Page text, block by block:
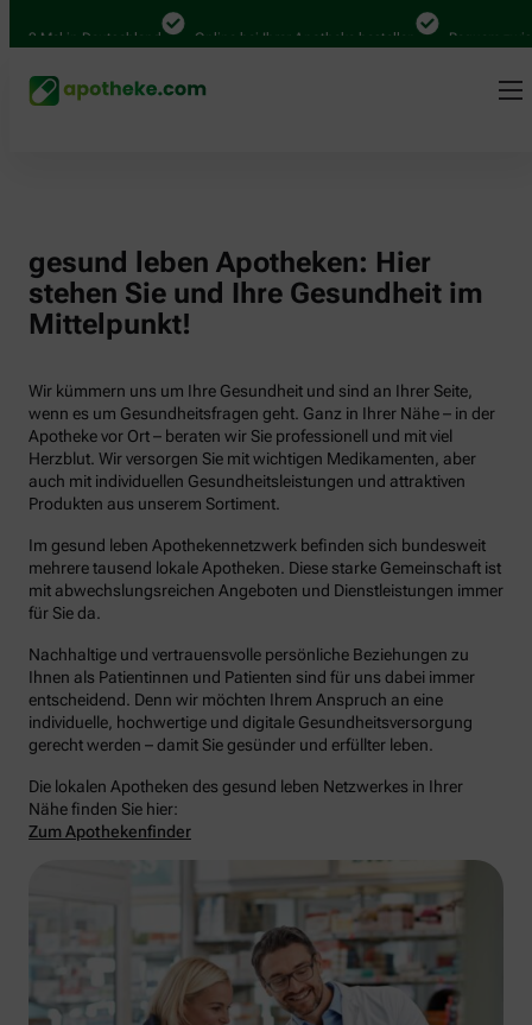
Mal in Deutschland Online bei Ihrer Apotheke bestellen Bequem
gesund leben Apotheken: Hier
stehen Sie und Ihre Gesundheit im
Mittelpunkt!
Wir kümmern uns um Ihre Gesundheit und sind an Ihrer Seite,
wenn es um Gesundheitsfragen geht. Ganz in Ihrer Nähe – in der
Apotheke vor Ort – beraten wir Sie professionell und mit viel
Herzblut. Wir versorgen Sie mit wichtigen Medikamenten, aber
auch mit individuellen Gesundheitsleistungen und attraktiven
Produkten aus unserem Sortiment.
Im gesund leben Apothekennetzwerk befinden sich bundesweit
mehrere tausend lokale Apotheken. Diese starke Gemeinschaft ist
mit abwechslungsreichen Angeboten und Dienstleistungen immer
für Sie da.
Nachhaltige und vertrauensvolle persönliche Beziehungen zu
Ihnen als Patientinnen und Patienten sind für uns dabei immer
entscheidend. Denn wir möchten Ihrem Anspruch an eine
individuelle, hochwertige und digitale Gesundheitsversorgung
gerecht werden – damit Sie gesünder und erfüllter leben.
Die lokalen Apotheken des gesund leben Netzwerkes in Ihrer
Nähe finden Sie hier:
Zum Apothekenfinder